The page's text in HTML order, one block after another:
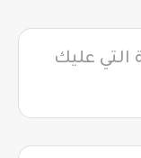
التي عليك